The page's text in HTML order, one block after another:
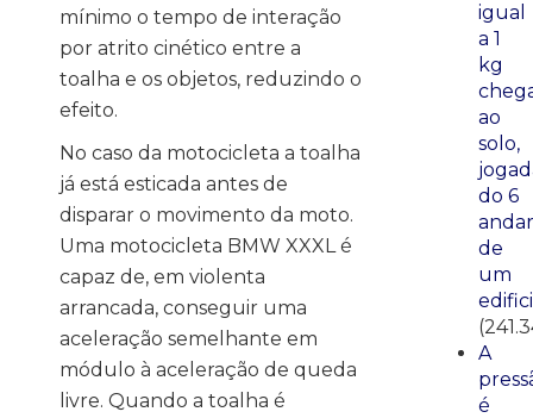
mínimo o tempo de interação
por atrito cinético entre a
toalha e os objetos, reduzindo o
efeito.
No caso da motocicleta a toalha
já está esticada antes de
disparar o movimento da moto.
Uma motocicleta BMW XXXL é
capaz de, em violenta
arrancada, conseguir uma
aceleração semelhante em
módulo à aceleração de queda
livre. Quando a toalha é
igual
a 1
kg
ao
solo,
do 6
andar
de
um
A
é